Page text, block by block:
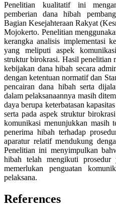
Penelitian kualitatif ini
pemberian dana hibah
Bagian Kesejahteraan Rakyat
Mojokerto. Penelitian
kerangka analisis implementasi
yang meliputi aspek
struktur birokrasi. Hasil penelitian
kebijakan dana hibah secara
dengan ketentuan normatif dan
pencairan dana hibah serta
dalam pelaksanaannya masih
daya berupa keterbatasan
serta pada aspek struktur
komunikasi menunjukkan masih
penerima hibah terhadap
aparatur relatif mendukung
Penelitian ini menyimpulkan
hibah telah mengikuti prosedur
memerlukan penguatan
pelaksana.
References